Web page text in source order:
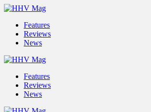
Features
Reviews
News
Features
Reviews
News